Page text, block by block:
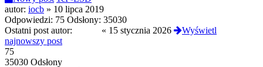
autor: iocb » 10 lipca 2019
Odpowiedzi: 75 Odsłony: 35030
Ostatni post autor:
« 15 stycznia 2026
Wyświetl
najnowszy post
75
35030 Odsłony